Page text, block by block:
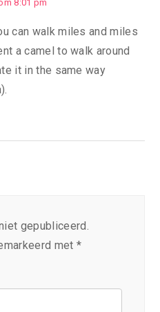
8:01 pm
can walk miles and miles
a camel to walk around
it in the same way
gepubliceerd.
met *